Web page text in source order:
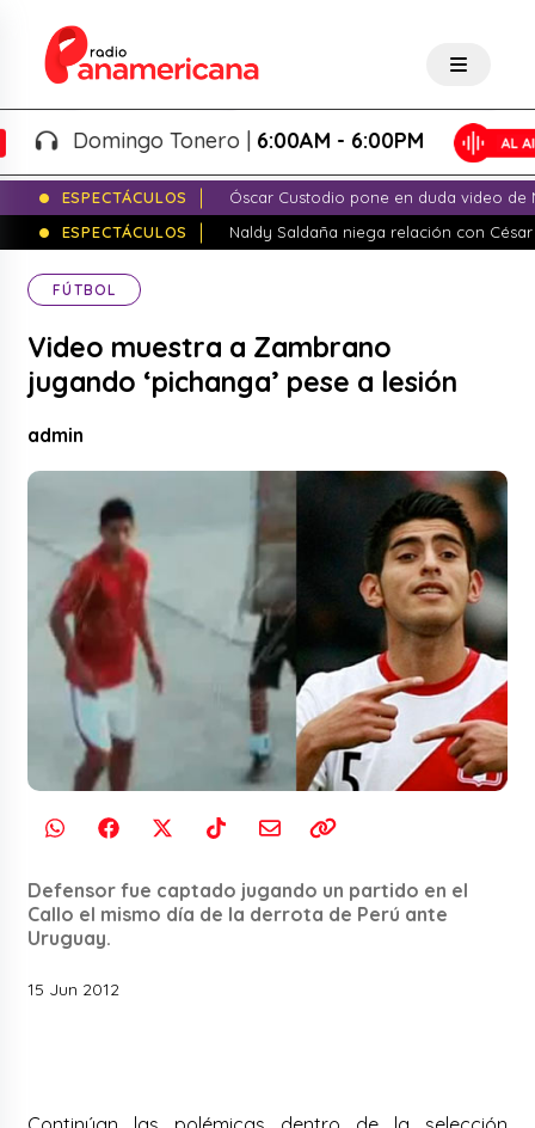
Domingo Tonero |6:00AM - 6:00PM
ESPECTÁCULOS
Óscar Custodio pone en duda video de
ESPECTÁCULOS
Naldy Saldaña niega relación con
FÚTBOL
Video muestra a Zambrano
jugando ‘pichanga’ pese a lesión
admin
Defensor fue captado jugando un partido en el
Callo el mismo día de la derrota de Perú ante
Uruguay.
15 Jun 2012